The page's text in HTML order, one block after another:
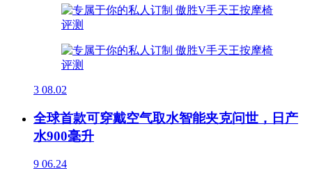
3 08.02
全球首款可穿戴空气取水智能夹克问世，日产
水900毫升
9 06.24